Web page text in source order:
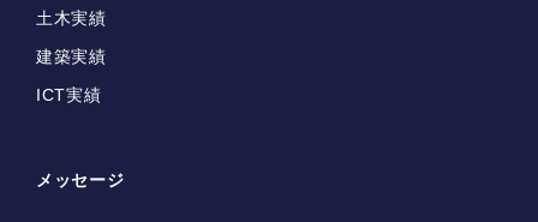
土木実績
建築実績
ICT実績
メッセージ